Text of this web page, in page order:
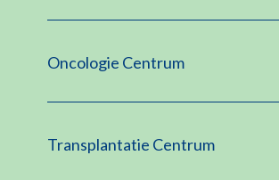
Oncologie Centrum
Transplantatie Centrum